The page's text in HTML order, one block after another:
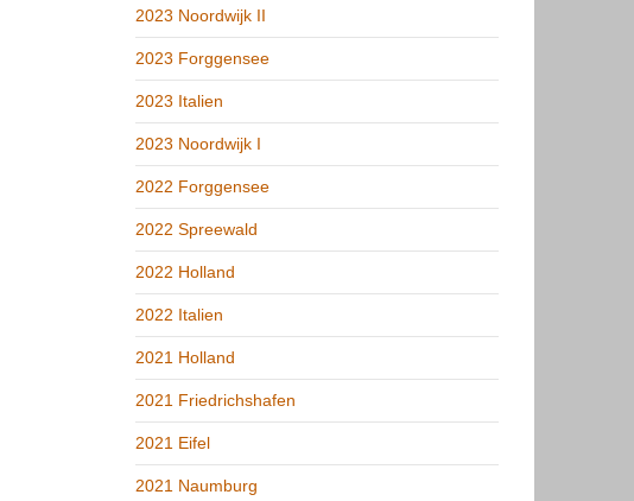
2023 Noordwijk II
2023 Forggensee
2023 Italien
2023 Noordwijk I
2022 Forggensee
2022 Spreewald
2022 Holland
2022 Italien
2021 Holland
2021 Friedrichshafen
2021 Eifel
2021 Naumburg